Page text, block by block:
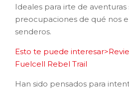
Ideales para irte de aventuras
preocupaciones de qué nos
senderos.
Esto te puede
Fuelcell Rebel Trail
Han sido pensados para